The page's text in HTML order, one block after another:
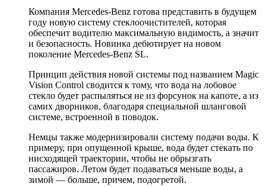
Компания Mercedes-Benz готова представить в будущем
году новую систему стеклоочистителей, которая
обеспечит водителю максимальную видимость, а значит
и безопасность. Новинка дебютирует на новом
поколение Mercedes-Benz SL.
Принцип действия новой системы под названием Magic
Vision Control сводится к тому, что вода на лобовое
стекло будет распыляться не из форсунок на капоте, а из
самих дворников, благодаря специальной шланговой
системе, встроенной в поводок.
Немцы также модернизировали систему подачи воды. К
примеру, при опущенной крыше, вода будет стекать по
нисходящей траектории, чтобы не обрызгать
пассажиров. Летом будет подаваться меньше воды, а
зимой — больше, причем, подогретой.